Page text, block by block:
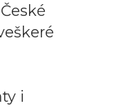
i